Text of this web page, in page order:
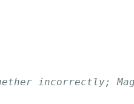
incorrectly;